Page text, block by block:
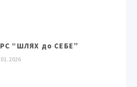
“ШЛЯХ до СЕБЕ”
2026